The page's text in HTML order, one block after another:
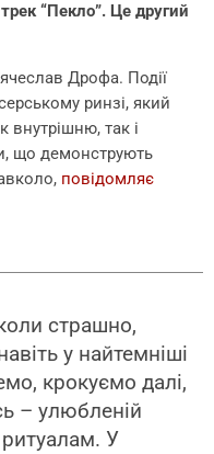
“Пекло”. Це другий
Дрофа. Події
ринзі, який
внутрішню, так і
що демонструють
повідомляє
страшно,
у найтемніші
крокуємо далі,
– улюбленій
У